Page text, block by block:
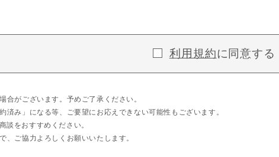
利用規約に同意する
合がございます。予めご了承ください。
済み」になる等、ご要望にお応えできない可能性もございます。
談をおすすめください。
ご協力よろしくお願いいたします。